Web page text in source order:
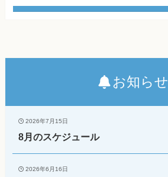
お知らせ
2026年7月15日
8月のスケジュール
2026年6月16日